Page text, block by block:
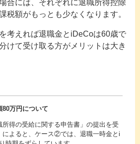
合には、それぞれに退職所得控除
税額がもっとも少なくなります。
考えれば退職金とiDeCoは60歳で
けて受け取る方がメリットは大き
80万円について
所得の受給に関する申告書」の提出を受
によると、ケース②では、退職一時金とi